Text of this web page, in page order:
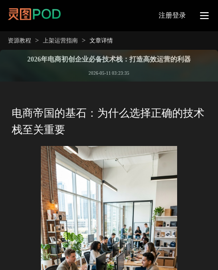
注册登录
资源教程 > 上架运营指南 > 文章详情
2026年电商初创企业必备技术栈：打造高效运营的利器
2026-05-11 03:23:35
电商帝国的基石：为什么选择正确的技术
栈至关重要